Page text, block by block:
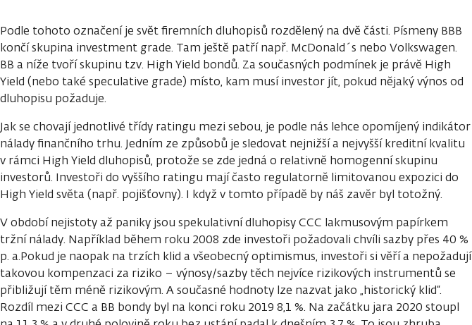
Podle tohoto označení je svět firemních dluhopisů rozdělený na dvě části. Písmeny BBB
končí skupina investment grade. Tam ještě patří např. McDonald´s nebo Volkswagen.
BB a níže tvoří skupinu tzv. High Yield bondů. Za současných podmínek je právě High
Yield (nebo také speculative grade) místo, kam musí investor jít, pokud nějaký výnos od
dluhopisu požaduje.
Jak se chovají jednotlivé třídy ratingu mezi sebou, je podle nás lehce opomíjený indikátor
nálady finančního trhu. Jedním ze způsobů je sledovat nejnižší a nejvyšší kreditní kvalitu
v rámci High Yield dluhopisů, protože se zde jedná o relativně homogenní skupinu
investorů. Investoři do vyššího ratingu mají často regulatorně limitovanou expozici do
High Yield světa (např. pojišťovny). I když v tomto případě by náš zavěr byl totožný.
V období nejistoty až paniky jsou spekulativní dluhopisy CCC lakmusovým papírkem
tržní nálady. Například během roku 2008 zde investoři požadovali chvíli sazby přes 40 %
p. a.Pokud je naopak na trzích klid a všeobecný optimismus, investoři si věří a nepožadují
takovou kompenzaci za riziko – výnosy/sazby těch nejvíce rizikových instrumentů se
přibližují těm méně rizikovým. A současné hodnoty lze nazvat jako „historický klid“.
Rozdíl mezi CCC a BB bondy byl na konci roku 2019 8,1 %. Na začátku jara 2020 stoupl